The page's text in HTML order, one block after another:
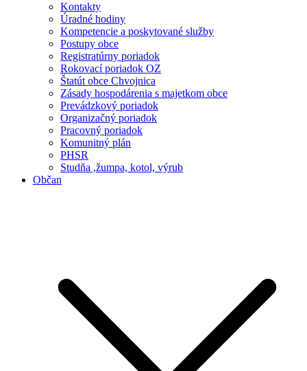
Kontakty
Úradné hodiny
Kompetencie a poskytované služby
Postupy obce
Registratúrny poriadok
Rokovací poriadok OZ
Štatút obce Chvojnica
Zásady hospodárenia s majetkom obce
Prevádzkový poriadok
Organizačný poriadok
Pracovný poriadok
Komunitný plán
PHSR
Studňa ,žumpa, kotol, výrub
Občan